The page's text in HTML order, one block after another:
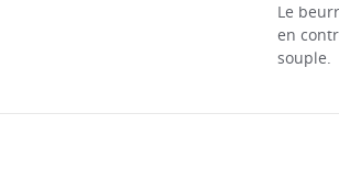
Le
en
souple.